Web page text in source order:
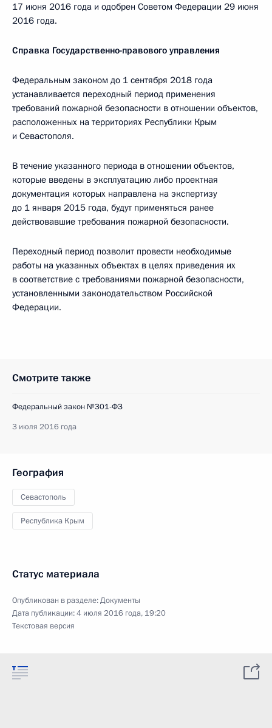
17 июня 2016 года и одобрен Советом Федерации 29 июня
2016 года.
Справка Государственно-правового управления
Федеральным законом до 1 сентября 2018 года
устанавливается переходный период применения
требований пожарной безопасности в отношении объектов,
расположенных на территориях Республики Крым
и Севастополя.
В течение указанного периода в отношении объектов,
которые введены в эксплуатацию либо проектная
документация которых направлена на экспертизу
до 1 января 2015 года, будут применяться ранее
действовавшие требования пожарной безопасности.
Переходный период позволит провести необходимые
работы на указанных объектах в целях приведения их
в соответствие с требованиями пожарной безопасности,
установленными законодательством Российской
Федерации.
Смотрите также
Федеральный закон №301-ФЗ
3 июля 2016 года
География
Севастополь
Республика Крым
Статус материала
Опубликован в разделе:Документы
Дата публикации:4 июля 2016 года, 19:20
Текстовая версия